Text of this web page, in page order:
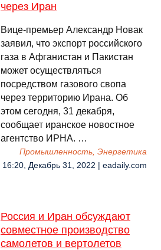
через Иран
Вице-премьер Александр Новак
заявил, что экспорт российского
газа в Афганистан и Пакистан
может осуществляться
посредством газового свопа
через территорию Ирана. Об
этом сегодня, 31 декабря,
сообщает иранское новостное
агентство ИРНА. …
Промышленность, Энергетика
16:20, Декабрь 31, 2022 | eadaily.com
Россия и Иран обсуждают
совместное производство
самолетов и вертолетов